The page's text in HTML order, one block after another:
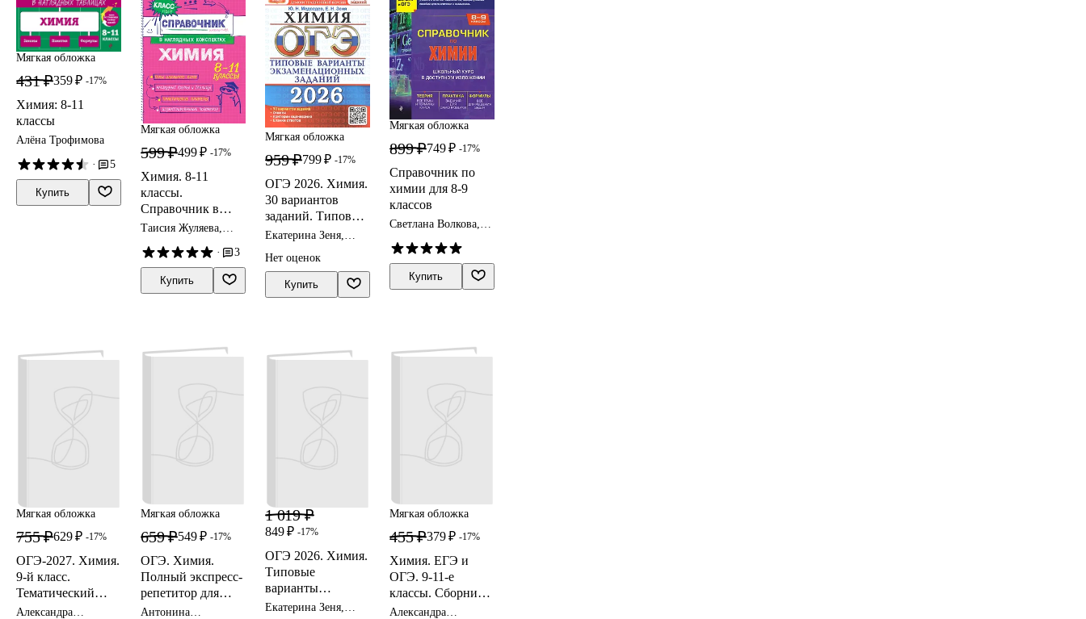
разъяснения к
заданиям с
развёрнутым
ответом
Мягкая обложка
431 ₽359 ₽ -17%
Химия: 8-11
классы
Алёна Трофимова
·
5
Купить
Мягкая обложка
599 ₽499 ₽ -17%
Химия. 8-11
классы.
Справочник в
наглядных
Таисия Жуляева,
·
3
Купить
Мягкая обложка
959 ₽799 ₽ -17%
ОГЭ 2026. Химия.
30 вариантов
заданий. Типовые
варианты
заданий
Екатерина Зеня,
Нет оценок
Купить
Мягкая обложка
899 ₽749 ₽ -17%
Справочник по
химии для 8-9
классов
Светлана Волкова,
Станислав Рогатых
Купить
Мягкая обложка
755 ₽629 ₽ -17%
ОГЭ-2027. Химия.
9-й класс.
Тематический
тренинг. Все типы
Александра
Мягкая обложка
659 ₽549 ₽ -17%
ОГЭ. Химия.
Полный экспресс-
репетитор для
подготовки к ОГЭ
Антонина
1 019 ₽
849 ₽ -17%
ОГЭ 2026. Химия.
Типовые
варианты
экзаменационных
Екатерина Зеня,
Мягкая обложка
455 ₽379 ₽ -17%
Химия. ЕГЭ и
ОГЭ. 9-11-е
классы. Сборник
расчетных задач
Александра